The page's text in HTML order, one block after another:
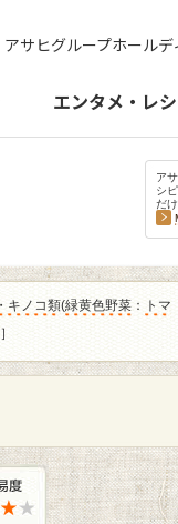
アサヒグループホールデ
エンタメ・レ
ア
シ
だけ
キノコ類(緑黄色野菜 ：
トマ